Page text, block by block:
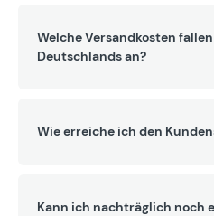
Welche Versandkosten
Deutschlands an?
Wie erreiche ich den
Kann ich nachträglich noch